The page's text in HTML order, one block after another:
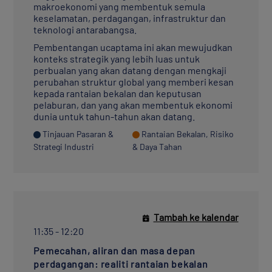
makroekonomi yang membentuk semula
keselamatan, perdagangan, infrastruktur dan
teknologi antarabangsa.
Pembentangan ucaptama ini akan mewujudkan
konteks strategik yang lebih luas untuk
perbualan yang akan datang dengan mengkaji
perubahan struktur global yang memberi kesan
kepada rantaian bekalan dan keputusan
pelaburan, dan yang akan membentuk ekonomi
dunia untuk tahun-tahun akan datang.
Tinjauan Pasaran &
Strategi Industri
Rantaian Bekalan, Risiko
& Daya Tahan
11:35 - 12:20
Pemecahan, aliran dan masa depan
perdagangan: realiti rantaian bekalan
Tambah ke kalendar